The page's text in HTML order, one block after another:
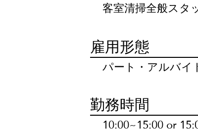
客室清掃全般スタ
雇用形態
パート・アルバイ
勤務時間
10:00~15:00 or